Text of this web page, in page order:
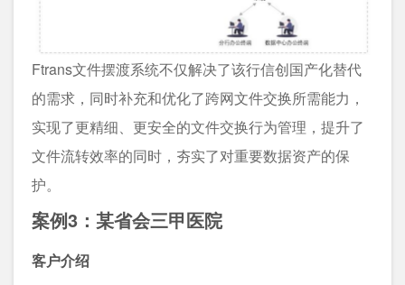
Ftrans文件摆渡系统不仅解决了该行信创国产化替代
的需求，同时补充和优化了跨网文件交换所需能力，
实现了更精细、更安全的文件交换行为管理，提升了
文件流转效率的同时，夯实了对重要数据资产的保
护。
案例3：某省会三甲医院
客户介绍